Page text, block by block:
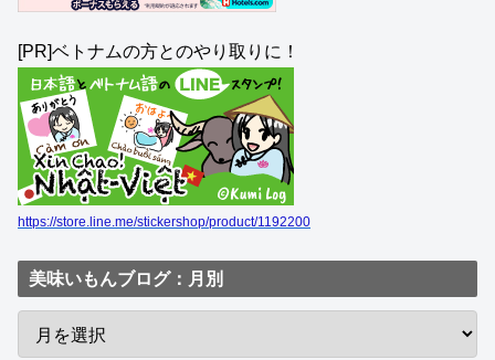
[PR]ベトナムの方とのやり取りに！
https://store.line.me/stickershop/product/1192200
美味いもんブログ：月別